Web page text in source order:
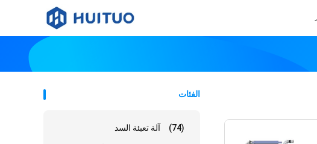
الفئات
آلة تعبئة السد (74)